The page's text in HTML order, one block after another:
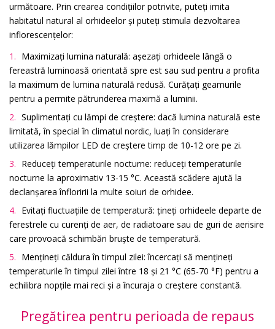
următoare. Prin crearea condițiilor potrivite, puteți imita
habitatul natural al orhideelor și puteți stimula dezvoltarea
inflorescențelor:
Maximizați lumina naturală: așezați orhideele lângă o
fereastră luminoasă orientată spre est sau sud pentru a profita
la maximum de lumina naturală redusă. Curățați geamurile
pentru a permite pătrunderea maximă a luminii.
Suplimentați cu lămpi de creștere: dacă lumina naturală este
limitată, în special în climatul nordic, luați în considerare
utilizarea lămpilor LED de creștere timp de 10-12 ore pe zi.
Reduceți temperaturile nocturne: reduceți temperaturile
nocturne la aproximativ 13-15 °C. Această scădere ajută la
declanșarea înfloririi la multe soiuri de orhidee.
Evitați fluctuațiile de temperatură: țineți orhideele departe de
ferestrele cu curenți de aer, de radiatoare sau de guri de aerisire
care provoacă schimbări bruște de temperatură.
Mențineți căldura în timpul zilei: încercați să mențineți
temperaturile în timpul zilei între 18 și 21 °C (65-70 °F) pentru a
echilibra nopțile mai reci și a încuraja o creștere constantă.
Pregătirea pentru perioada de repaus